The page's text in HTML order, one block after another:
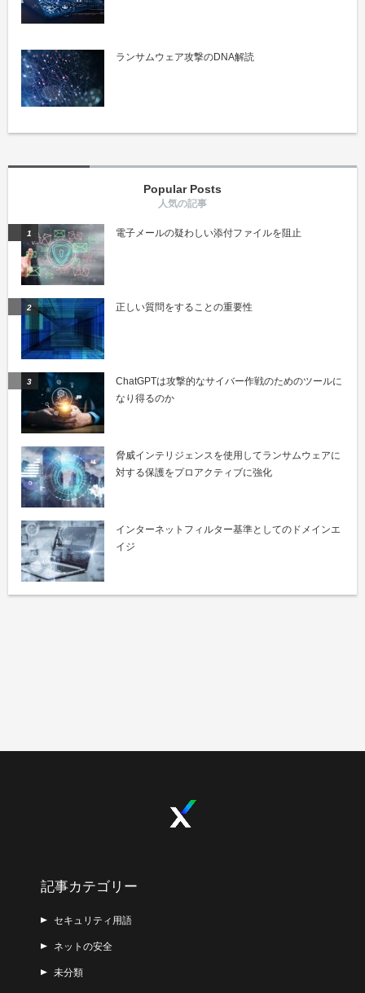
ランサムウェア攻撃のDNA解読
Popular Posts
電子メールの疑わしい添付ファイルを阻止
正しい質問をすることの重要性
ChatGPTは攻撃的なサイバー作戦のためのツールに
なり得るのか
脅威インテリジェンスを使用してランサムウェアに
対する保護をプロアクティブに強化
インターネットフィルター基準としてのドメインエ
イジ
記事カテゴリー
セキュリティ用語
ネットの安全
未分類